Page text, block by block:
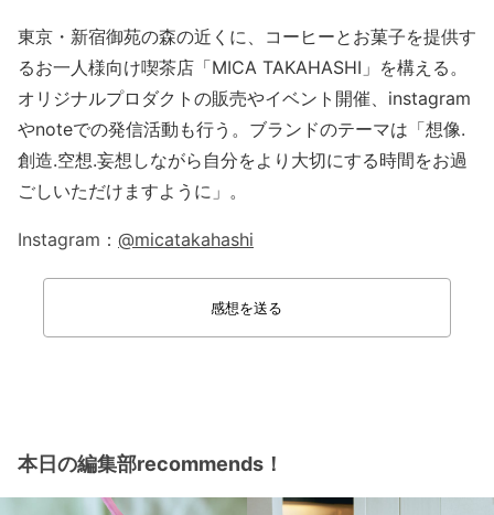
東京・新宿御苑の森の近くに、コーヒーとお菓子を提供す
るお一人様向け喫茶店「MICA TAKAHASHI」を構える。
オリジナルプロダクトの販売やイベント開催、instagram
やnoteでの発信活動も行う。ブランドのテーマは「想像.
創造.空想.妄想しながら自分をより大切にする時間をお過
ごしいただけますように」。
Instagram： @micatakahashi
感想を送る
本日の編集部recommends！